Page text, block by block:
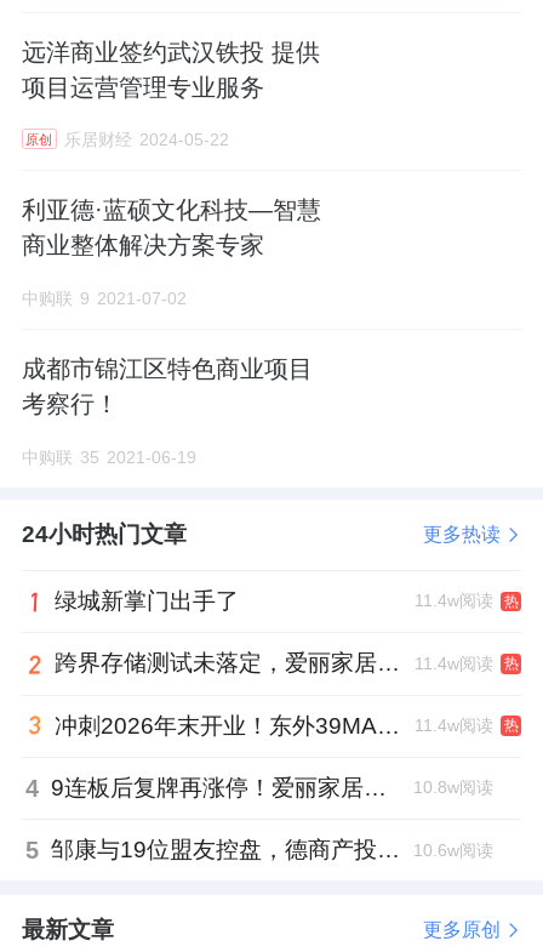
远洋商业签约武汉铁投 提供
项目运营管理专业服务
原创 乐居财经 2024-05-22
利亚德·蓝硕文化科技—智慧
商业整体解决方案专家
中购联 9 2021-07-02
成都市锦江区特色商业项目
考察行！
中购联 35 2021-06-19
24小时热门文章 更多热读
绿城新掌门出手了 11.4w阅读 热
跨界存储测试未落定，爱丽家居复牌前自揭多重风险 11.4w阅读 热
冲刺2026年末开业！东外39MALL全球招商启幕，重构东直门商圈格局 11.4w阅读 热
4 9连板后复牌再涨停！爱丽家居市盈率318倍，跨界收购案尚未落地 10.8w阅读
5 邹康与19位盟友控盘，德商产投服务散户绝迹 10.6w阅读
最新文章 更多原创